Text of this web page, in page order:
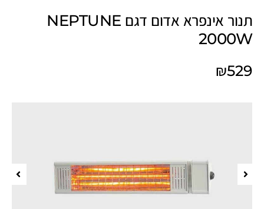
תנור אינפרא אדום דגם NEPTUNE
2000W
₪529